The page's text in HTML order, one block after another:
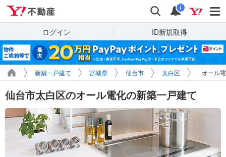
検索 通知
i
ログイン ID新規取得
新築一戸建て 宮城県 仙台市 太白区 オール
仙台市太白区のオール電化の新築一戸建て